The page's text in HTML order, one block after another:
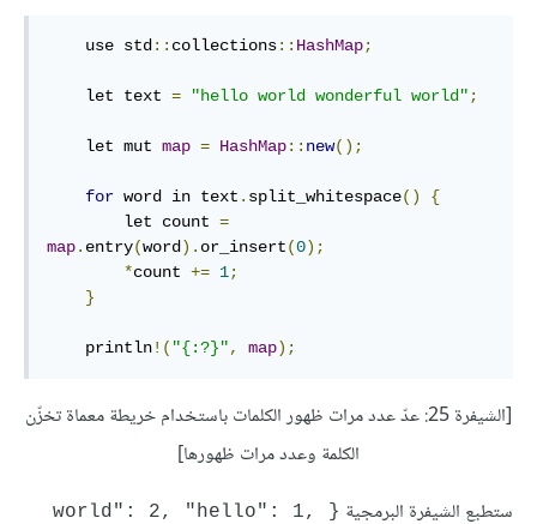
    use std
:: collections:: HashMap;
    let text
= "hello world wonderful world" ;
    let mut
map = HashMap:: new();
for word in text . split_whitespace()
{
        let count
=
map. entry(word ). or_insert(0);
*count += 1;
}
    println
!( "{:?}", map);
[الشيفرة 25: عدّ عدد مرات ظهور الكلمات باستخدام خريطة معماة تخزّن
الكلمة وعدد مرات ظهورها]
ستطبع الشيفرة البرمجية
{world": 2, "hello": 1,